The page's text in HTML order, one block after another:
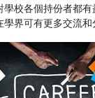
校各個持份者都
界可有更多交流和